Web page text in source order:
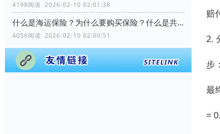
4198阅读 2026-02-10 02:01:38
什么是海运保险？为什么要购买保险？什么是共同海损？
4056阅读 2026-02-10 02:00:51
赔
2.
步
最
=